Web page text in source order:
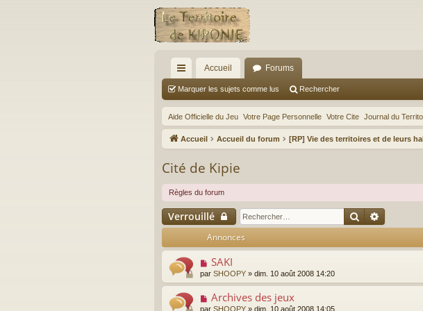
ac
co
ur
ci
s
Accueil Forums
Marquer les sujets comme lus Rechercher
Aide Officielle du Jeu Votre Page Personnelle Votre Cite Journal du
Accueil Accueil du forum [RP] Vie des territoires et de leurs
Cité de Kipie
Règles du forum
Verrouillé Rechercher
Annonces
SAKI
par SHOOPY » dim. 10 août 2008 14:20
Archives des jeux
par SHOOPY » dim. 10 août 2008 14:05